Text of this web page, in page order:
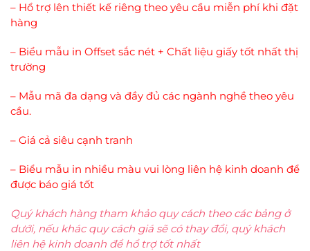
– Hổ trợ lên thiết kế riêng theo yêu cầu miễn phí khi đặt
hàng
– Biểu mẫu in Offset sắc nét + Chất liệu giấy tốt nhất thị
trường
– Mẫu mã đa dạng và đầy đủ các ngành nghề theo yêu
cầu.
– Giá cả siêu cạnh tranh
– Biểu mẫu in nhiều màu vui lòng liên hệ kinh doanh để
được báo giá tốt
Quý khách hàng tham khảo quy cách theo các bảng ở
dưới, nếu khác quy cách giá sẽ có thay đổi, quý khách
liên hệ kinh doanh để hổ trợ tốt nhất